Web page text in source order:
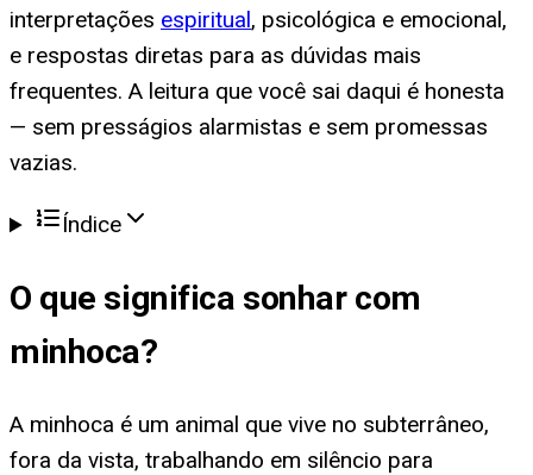
interpretações espiritual, psicológica e emocional,
e respostas diretas para as dúvidas mais
frequentes. A leitura que você sai daqui é honesta
— sem presságios alarmistas e sem promessas
vazias.
Índice
O que significa sonhar com
minhoca?
A minhoca é um animal que vive no subterrâneo,
fora da vista, trabalhando em silêncio para